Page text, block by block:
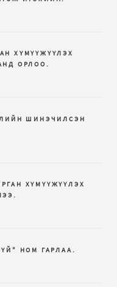
ХҮМҮҮЖҮҮЛЭХ
ОРЛОО.
ШИНЭЧИЛСЭН
ХҮМҮҮЖҮҮЛЭХ
НОМ ГАРЛАА.